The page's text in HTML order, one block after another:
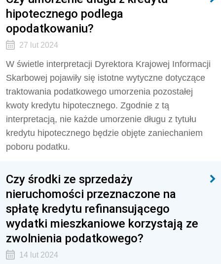
hipotecznego podlega
opodatkowaniu?
27 lut 2024
W świetle interpretacji Dyrektora Krajowej Informacji
Skarbowej pojawiły się istotne wytyczne dotyczące
traktowania podatkowego umorzenia pozostałej
kwoty kredytu hipotecznego. Zgodnie z tą
interpretacją, nie każde umorzenie długu z tytułu
kredytu hipotecznego będzie objęte zaniechaniem
poboru podatku.
Czy środki ze sprzedaży
nieruchomości przeznaczone na
spłatę kredytu refinansującego
wydatki mieszkaniowe korzystają ze
zwolnienia podatkowego?
14 lut 2024